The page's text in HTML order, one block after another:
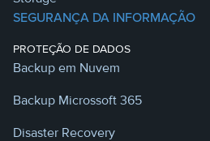
SEGURANÇA DA INFORMAÇÃO
PROTEÇÃO DE DADOS
Backup em Nuvem
Backup Microssoft 365
Disaster Recovery